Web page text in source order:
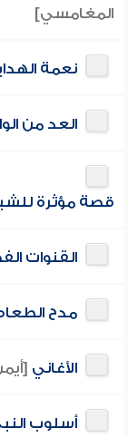
المغامسي]
نعمة
العد من
قصة مؤثرة
القنوات
مدح
الأغاني
أسلوب